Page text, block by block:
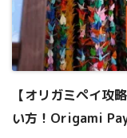
【オリガミペイ攻
い方！Origami